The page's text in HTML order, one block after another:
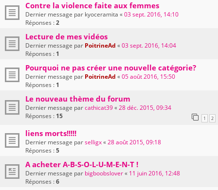
Contre la violence faite aux femmes
Dernier message par kyoceramita «03 sept. 2016, 14:10
Réponses :2
Lecture de mes vidéos
Dernier message par PoitrineAd «03 sept. 2016, 14:04
Réponses : 1
Pourquoi ne pas créer une nouvelle catégorie?
Dernier message par PoitrineAd «05 août 2016, 15:50
Réponses : 1
Le nouveau thème du forum
Dernier message parcathicat39«28 déc. 2015, 09:34
Réponses : 15 1 2
liens morts!!!!!
Dernier message parselligx«28 août 2015, 09:18
Réponses :5
A acheter A-B-S-O-L-U-M-E-N-T !
Dernier message par bigboobslover« 11 juin 2016, 12:48
Réponses :6